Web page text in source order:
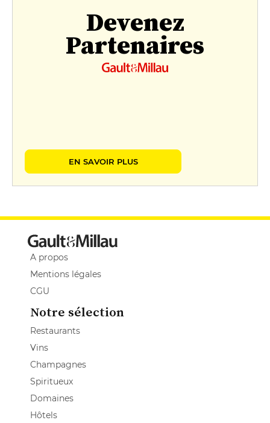
Devenez
Partenaires
EN SAVOIR PLUS
A propos
Mentions légales
CGU
Notre sélection
Restaurants
Vins
Champagnes
Spiritueux
Domaines
Hôtels